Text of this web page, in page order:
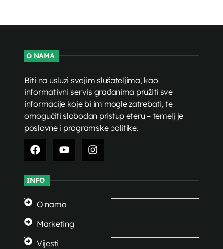
O NAMA
Biti na usluzi svojim slušateljima, kao
informativni servis građanima pružiti sve
informacije koje bi im mogle zatrebati, te
omogućiti slobodan pristup eteru – temelj je
poslovne i programske politike.
INFO
O nama
Marketing
Vijesti